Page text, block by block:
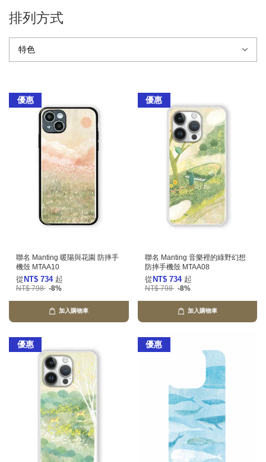
排列方式
優惠
聯名 Manting 暖陽與花園 防摔手
機殼 MTAA10
從 NT$ 734 起
NT$ 798 -8%
加入購物車
優惠
聯名 Manting 音樂裡的綠野幻想
防摔手機殼 MTAA08
從 NT$ 734 起
NT$ 798 -8%
加入購物車
優惠 優惠